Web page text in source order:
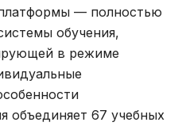
— полностью
обучения,
в режиме
объединяет 67 учебных